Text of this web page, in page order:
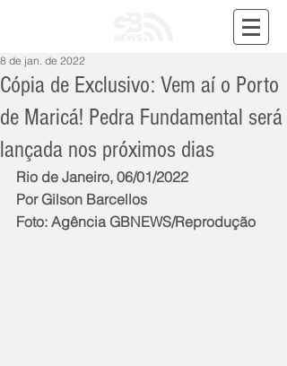
Cópia de Exclusivo: Vem aí o Porto
de Maricá! Pedra Fundamental será
lançada nos próximos dias
8 de jan. de 2022
Rio de Janeiro, 06/01/2022
Por Gilson Barcellos
Foto: Agência GBNEWS/Reprodução